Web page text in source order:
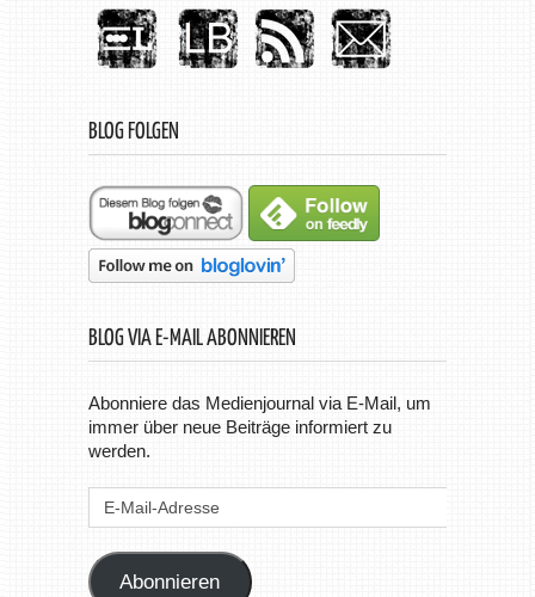
BLOG FOLGEN
BLOG VIA E-MAIL ABONNIEREN
Abonniere das Medienjournal via E-Mail, um
immer über neue Beiträge informiert zu
werden.
Mail-
Abonnieren